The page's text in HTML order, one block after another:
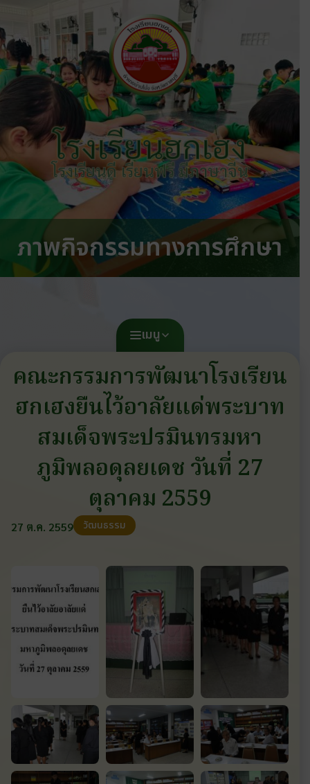
โรงเรียนฮกเฮง
โรงเรียนดี เรียนฟรี มีภาษาจีน
ภาพกิจกรรมทางการศึกษา
เมนู
คณะกรรมการพัฒนาโรงเรียน
ฮกเฮงยืนไว้อาลัยแด่พระบาท
สมเด็จพระปรมินทรมหา
ภูมิพลอดุลยเดช วันที่ 27
ตุลาคม 2559
27 ต.ค. 2559 วัฒนธรรม